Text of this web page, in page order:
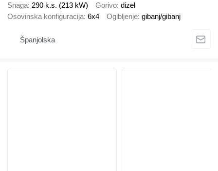
Snaga 290 k.s. (213 kW) Gorivo dizel
Osovinska konfiguracija 6x4 Ogibljenje gibanj/gibanj
Španjolska